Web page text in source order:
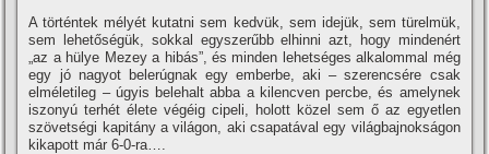
A történtek mélyét kutatni sem kedvük, sem idejük, sem türelmük,
sem lehetőségük, sokkal egyszerűbb elhinni azt, hogy mindenért
„az a hülye Mezey a hibás”, és minden lehetséges alkalommal még
egy jó nagyot belerúgnak egy emberbe, aki – szerencsére csak
elméletileg – úgyis belehalt abba a kilencven percbe, és amelynek
iszonyú terhét élete végéig cipeli, holott közel sem ő az egyetlen
szövetségi kapitány a világon, aki csapatával egy világbajnokságon
kikapott már 6-0-ra….